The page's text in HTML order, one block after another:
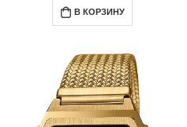
В КОРЗИНУ